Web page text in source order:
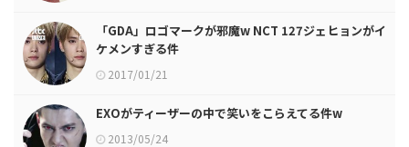
「GDA」ロゴマークが邪魔w NCT 127ジェヒョンがイ
ケメンすぎる件
2017/01/21
EXOがティーザーの中で笑いをこらえてる件w
2013/05/24